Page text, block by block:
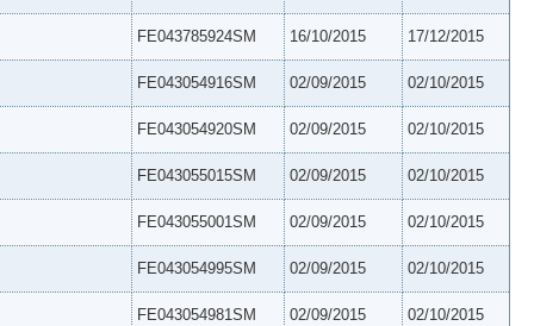
FE043785924SM 16/10/2015 17/12/2015
FE043054916SM 02/09/2015 02/10/2015
FE043054920SM 02/09/2015 02/10/2015
FE043055015SM 02/09/2015 02/10/2015
FE043055001SM 02/09/2015 02/10/2015
FE043054995SM 02/09/2015 02/10/2015
FE043054981SM 02/09/2015 02/10/2015